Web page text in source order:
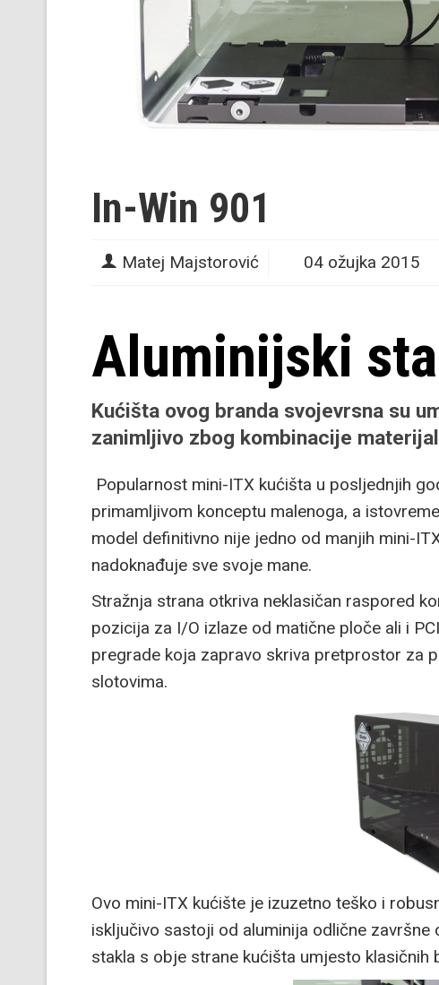
In-Win 901
Matej Majstorović 04 ožujka 2015
Aluminijski
Kućišta ovog branda svojevrsna su
zanimljivo zbog kombinacije
Popularnost mini-ITX kućišta u posljednjih
primamljivom konceptu malenoga, a
model definitivno nije jedno od manjih mini-
nadoknađuje sve svoje mane.
Stražnja strana otkriva neklasičan raspored
pozicija za I/O izlaze od matične ploče ali i
pregrade koja zapravo skriva pretprostor za
slotovima.
Ovo mini-ITX kućište je izuzetno teško i
isključivo sastoji od aluminija odlične
stakla s obje strane kućišta umjesto klasičnih